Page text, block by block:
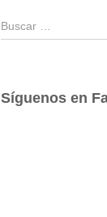
B
u
a
Síguenos en